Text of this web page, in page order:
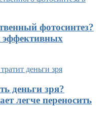
фотосинтез?
деньги зря?
легче переносить